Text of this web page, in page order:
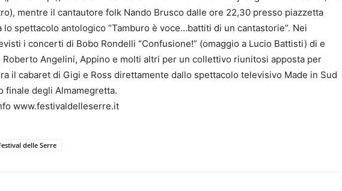
mentre il cantautore folk Nando Brusco dalle ore 22,30 presso piazzetta
lo spettacolo antologico “Tamburo è voce…battiti di un cantastorie”. Nei
i concerti di Bobo Rondelli “Confusione!” (omaggio a Lucio Battisti) di e
Roberto Angelini, Appino e molti altri per un collettivo riunitosi apposta per
il cabaret di Gigi e Ross direttamente dallo spettacolo televisivo Made in Sud
finale degli Almamegretta.
www.festivaldelleserre.it
delle Serre